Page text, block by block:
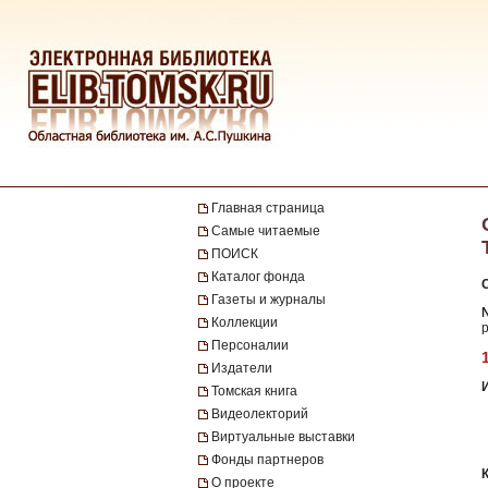
Главная страница
Самые читаемые
ПОИСК
Каталог фонда
Газеты и журналы
Коллекции
Персоналии
Издатели
Томская книга
Видеолекторий
Виртуальные выставки
Фонды партнеров
О проекте